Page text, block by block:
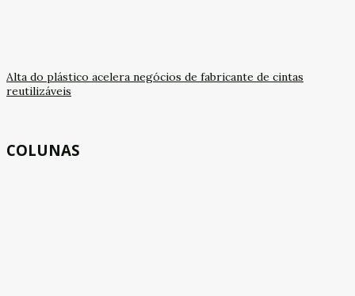
Alta do plástico acelera negócios de fabricante de cintas
reutilizáveis
COLUNAS